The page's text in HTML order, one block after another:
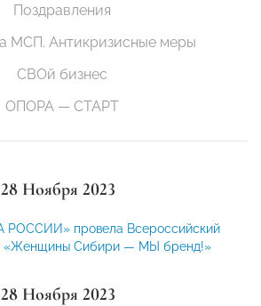
Поздравления
МСП. Антикризисные меры
СВОй бизнес
ОПОРА — СТАРТ
28 Ноября 2023
РОССИИ» провела Всероссийский
«Женщины Сибири — МЫ бренд!»
28 Ноября 2023